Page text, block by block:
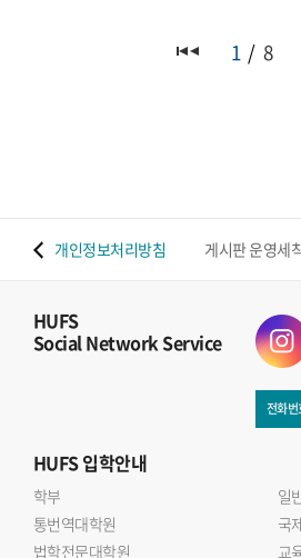
1 8
개인정보처리방침 게시판 운영세
HUFS
Social Network Service
전화번
HUFS입학안내
학부
일
통번역대학원
국
법학전문대학원
교